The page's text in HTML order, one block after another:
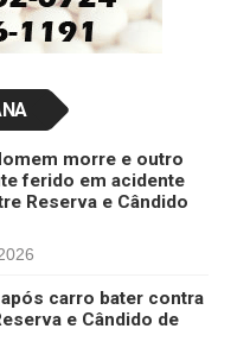
morre e outro
ferido em acidente
Reserva e Cândido
carro bater contra
e Cândido de